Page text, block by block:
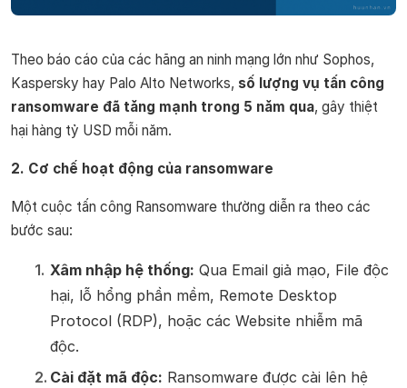
Theo báo cáo của các hãng an ninh mạng lớn như Sophos,
Kaspersky hay Palo Alto Networks, số lượng vụ tấn công
ransomware đã tăng mạnh trong 5 năm qua, gây thiệt
hại hàng tỷ USD mỗi năm.
2. Cơ chế hoạt động của ransomware
Một cuộc tấn công Ransomware thường diễn ra theo các
bước sau:
Xâm nhập hệ thống: Qua Email giả mạo, File độc
hại, lỗ hổng phần mềm, Remote Desktop
Protocol (RDP), hoặc các Website nhiễm mã
độc.
Cài đặt mã độc: Ransomware được cài lên hệ